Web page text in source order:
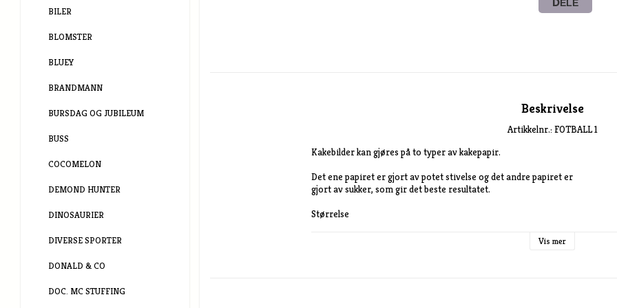
BILER
BLOMSTER
BLUEY
BRANDMANN
BURSDAG OG JUBILEUM
BUSS
COCOMELON
DEMOND HUNTER
DINOSAURIER
DIVERSE SPORTER
DONALD & CO
DOC. MC STUFFING
DELE
Beskrivelse
Artikkelnr.: FOTBALL 1
Kakebilder kan gjøres på to typer av kakepapir.
Det ene papiret er gjort av potet stivelse og det andre papiret er
gjort av sukker, som gir det beste resultatet.
Størrelse
Vis mer